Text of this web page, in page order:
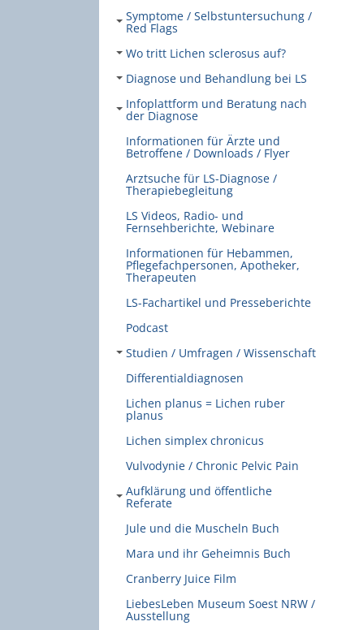
Symptome / Selbstuntersuchung /
Red Flags
Wo tritt Lichen sclerosus auf?
Diagnose und Behandlung bei LS
Infoplattform und Beratung nach
der Diagnose
Informationen für Ärzte und
Betroffene / Downloads / Flyer
Arztsuche für LS-Diagnose /
Therapiebegleitung
LS Videos, Radio- und
Fernsehberichte, Webinare
Informationen für Hebammen,
Pflegefachpersonen, Apotheker,
Therapeuten
LS-Fachartikel und Presseberichte
Podcast
Studien / Umfragen / Wissenschaft
Differentialdiagnosen
Lichen planus = Lichen ruber
planus
Lichen simplex chronicus
Vulvodynie / Chronic Pelvic Pain
Aufklärung und öffentliche
Referate
Jule und die Muscheln Buch
Mara und ihr Geheimnis Buch
Cranberry Juice Film
LiebesLeben Museum Soest NRW /
Ausstellung